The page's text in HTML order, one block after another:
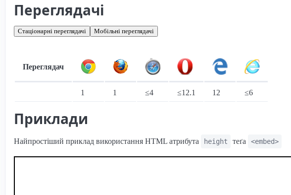
Переглядачі
Стаціонарні переглядачі Мобільні переглядачі
Переглядач
1 1 ≤4 ≤12.1 12 ≤6
Приклади
Найпростіший приклад використання HTML атрибута height теґа <embed>